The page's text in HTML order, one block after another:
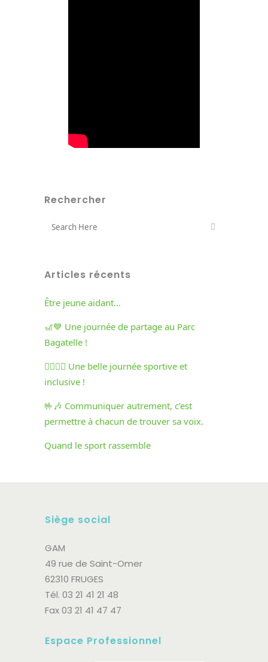
Rechercher
Articles récents
Être jeune aidant…
🎢💙 Une journée de partage au Parc
Bagatelle !
🏃‍♀️🏃‍♂️ Une belle journée sportive et
inclusive !
🤟🎶 Communiquer autrement, c’est
permettre à chacun de trouver sa voix.
Quand le sport rassemble
Siège social
GAM
49 rue de Saint-Omer
62310 FRUGES
Tél. 03 21 41 21 48
Fax 03 21 41 47 47
Espace Professionnel